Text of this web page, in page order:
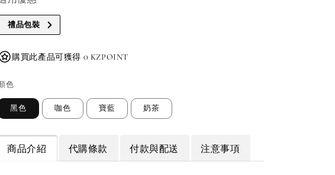
禮品包裝
購買此產品可獲得 0 KZPOINT
色
黑色 咖色 寶藍 奶茶
商品介紹 代購條款 付款與配送 注意事項